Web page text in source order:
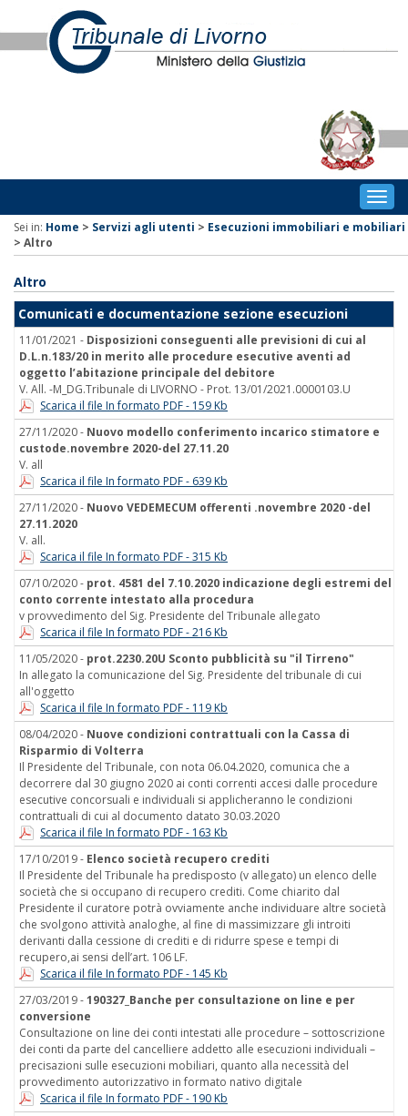
Sei in: Home > Servizi agli utenti > Esecuzioni immobiliari e mobiliari
> Altro
Altro
Comunicati e documentazione sezione esecuzioni
11/01/2021 - Disposizioni conseguenti alle previsioni di cui al
D.L.n.183/20 in merito alle procedure esecutive aventi ad
oggetto l’abitazione principale del debitore
V. All. -M_DG.Tribunale di LIVORNO - Prot. 13/01/2021.0000103.U
Scarica il file In formato PDF - 159 Kb
27/11/2020 - Nuovo modello conferimento incarico stimatore e
custode.novembre 2020-del 27.11.20
V. all
Scarica il file In formato PDF - 639 Kb
27/11/2020 - Nuovo VEDEMECUM offerenti .novembre 2020 -del
27.11.2020
V. all.
Scarica il file In formato PDF - 315 Kb
07/10/2020 - prot. 4581 del 7.10.2020 indicazione degli estremi del
conto corrente intestato alla procedura
v provvedimento del Sig. Presidente del Tribunale allegato
Scarica il file In formato PDF - 216 Kb
11/05/2020 - prot.2230.20U Sconto pubblicità su "il Tirreno"
In allegato la comunicazione del Sig. Presidente del tribunale di cui
all'oggetto
Scarica il file In formato PDF - 119 Kb
08/04/2020 - Nuove condizioni contrattuali con la Cassa di
Risparmio di Volterra
Il Presidente del Tribunale, con nota 06.04.2020, comunica che a
decorrere dal 30 giugno 2020 ai conti correnti accesi dalle procedure
esecutive concorsuali e individuali si applicheranno le condizioni
contrattuali di cui al documento datato 30.03.2020
Scarica il file In formato PDF - 163 Kb
17/10/2019 - Elenco società recupero crediti
Il Presidente del Tribunale ha predisposto (v allegato) un elenco delle
società che si occupano di recupero crediti. Come chiarito dal
Presidente il curatore potrà ovviamente anche individuare altre società
che svolgono attività analoghe, al fine di massimizzare gli introiti
derivanti dalla cessione di crediti e di ridurre spese e tempi di
recupero,ai sensi dell’art. 106 LF.
Scarica il file In formato PDF - 145 Kb
27/03/2019 -190327_Banche per consultazione on line e per
conversione
Consultazione on line dei conti intestati alle procedure – sottoscrizione
dei conti da parte del cancelliere addetto alle esecuzioni individuali –
precisazioni sulle esecuzioni mobiliari, quanto alla necessità del
provvedimento autorizzativo in formato nativo digitale
Scarica il file In formato PDF - 190 Kb